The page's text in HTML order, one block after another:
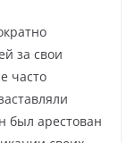
за свои
часто
был арестован